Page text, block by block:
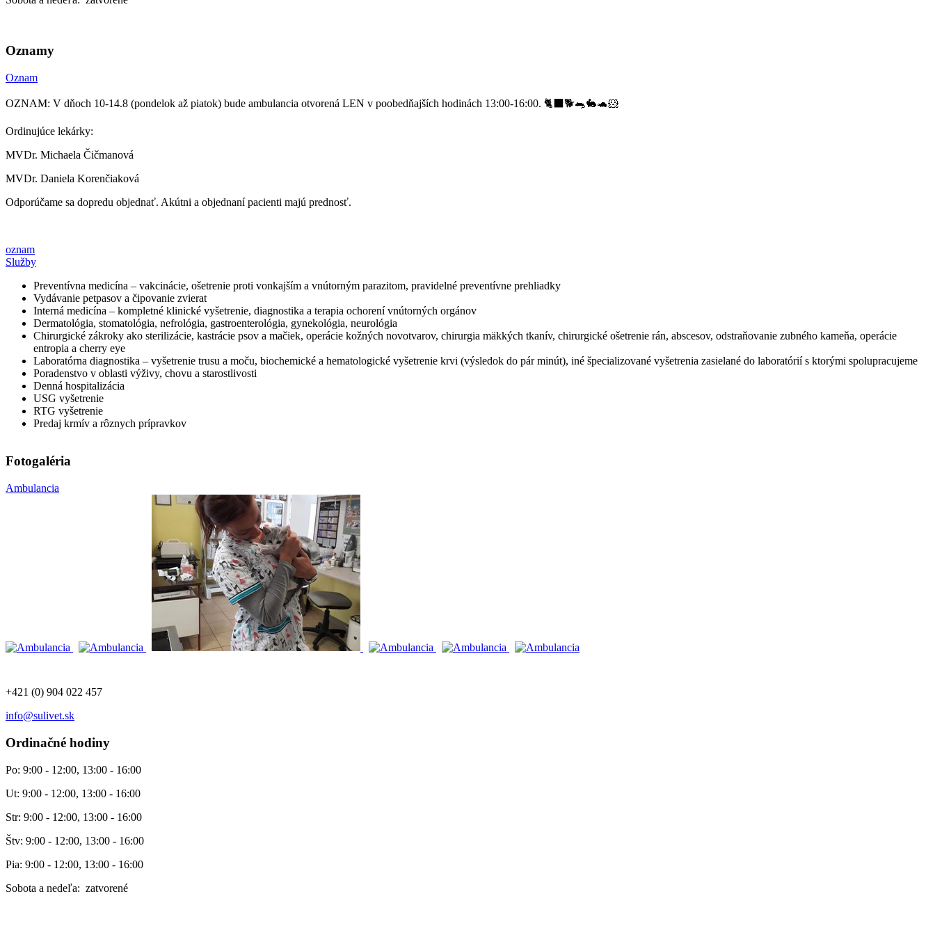
Oznamy
Oznam
OZNAM: V dňoch 10-14.8 (pondelok až piatok) bude ambulancia otvorená LEN v poobedňajších hodinách 13:00-16:00. 🐈‍⬛🐕🐀🐇🐢🐹
Ordinujúce lekárky:
MVDr. Michaela Čičmanová
MVDr. Daniela Korenčiaková
Odporúčame sa dopredu objednať. Akútni a objednaní pacienti majú prednosť.
oznam
Služby
Preventívna medicína – vakcinácie, ošetrenie proti vonkajším a vnútorným parazitom, pravidelné preventívne prehliadky
Vydávanie petpasov a čipovanie zvierat
Interná medicína – kompletné klinické vyšetrenie, diagnostika a terapia ochorení vnútorných orgánov
Dermatológia, stomatológia, nefrológia, gastroenterológia, gynekológia, neurológia
Chirurgické zákroky ako sterilizácie, kastrácie psov a mačiek, operácie kožných novotvarov, chirurgia mäkkých tkanív, chirurgické ošetrenie rán, abscesov, odstraňovanie zubného kameňa, operácie
entropia a cherry eye
Laboratórna diagnostika – vyšetrenie trusu a moču, biochemické a hematologické vyšetrenie krvi (výsledok do pár minút), iné špecializované vyšetrenia zasielané do laboratórií s ktorými spolupracujeme
Poradenstvo v oblasti výživy, chovu a starostlivosti
Denná hospitalizácia
USG vyšetrenie
RTG vyšetrenie
Predaj krmív a rôznych prípravkov
Fotogaléria
Ambulancia
+421 (0) 904 022 457
info@sulivet.sk
Ordinačné hodiny
Po: 9:00 - 12:00, 13:00 - 16:00
Ut: 9:00 - 12:00, 13:00 - 16:00
Str: 9:00 - 12:00, 13:00 - 16:00
Štv: 9:00 - 12:00, 13:00 - 16:00
Pia: 9:00 - 12:00, 13:00 - 16:00
Sobota a nedeľa: zatvorené